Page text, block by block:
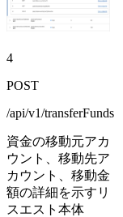
4
POST
/api/v1/transferFunds
資金の移動元アカ
ウント、移動先ア
カウント、移動金
額の詳細を示すリ
スエスト本体